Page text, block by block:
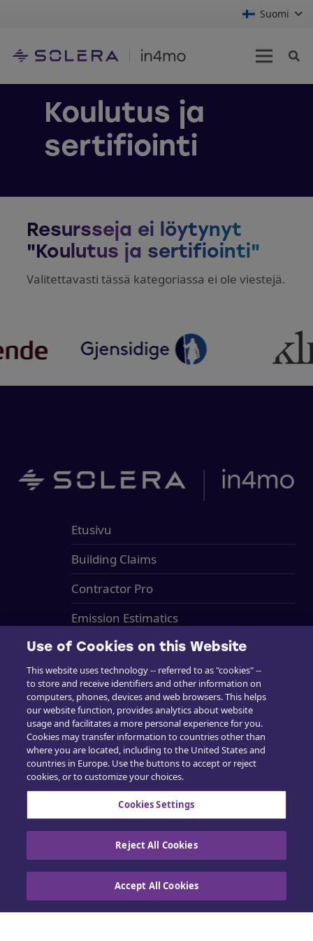
Suomi
Koulutus ja
sertifiointi
Resursseja ei löytynyt
"Koulutus ja sertifiointi"
Valitettavasti tässä kategoriassa ei ole viestejä.
Etusivu
Building Claims
Contractor Pro
Emission Estimatics
Tuki
Kurssit
Myynti
Ota yhteyttä
Evästekäytäntö Tietosuojakäytäntö
oikeuksiasi
Use of Cookies on this Website
This website uses technology -- referred to as "cookies" --
to store and receive identifiers and other information on
computers, phones, devices and web browsers. This helps
our website function, provides analytics about website
usage and facilitates a more personal experience for you.
Cookies may transfer information to countries other than
where you are located, including to the United States and
countries in Europe. Use the buttons to accept or reject
cookies, or to customize your choices.
Cookies Settings
Reject All Cookies
Accept All Cookies